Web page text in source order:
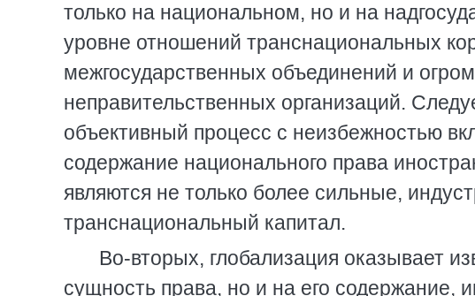
только на национальном, но и на
уровне отношений транснациональных
межгосударственных объединений и
неправительственных организаций.
объективный процесс с неизбежностью
содержание национального права
являются не только более сильные,
транснациональный капитал.
Во-вторых, глобализация оказывает
сущность права, но и на его содержание,